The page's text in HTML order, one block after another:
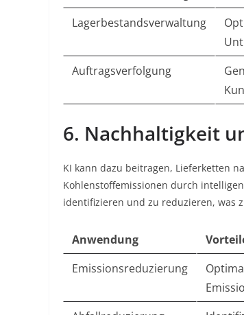
Lagerbestandsverwaltung
Auftragsverfolgung
6. Nachhaltigkeit
KI kann dazu beitragen, Lieferketten
Kohlenstoffemissionen durch
identifizieren und zu reduzieren, was
Anwendung
Emissionsreduzierung